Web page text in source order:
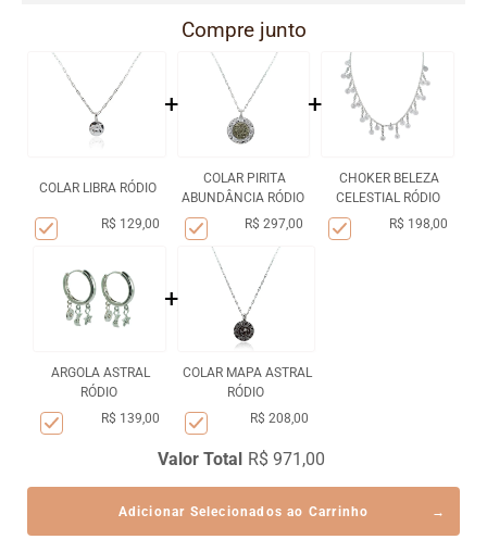
Compre junto
COLAR LIBRA RÓDIO
R$ 129,00
+
COLAR PIRITA
ABUNDÂNCIA RÓDIO
R$ 297,00
+
CHOKER BELEZA
CELESTIAL RÓDIO
R$ 198,00
ARGOLA ASTRAL
RÓDIO
R$ 139,00
+
COLAR MAPA ASTRAL
RÓDIO
R$ 208,00
Valor Total R$ 971,00
Adicionar Selecionados ao Carrinho